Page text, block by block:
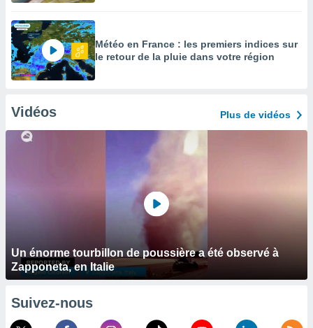
Météo en France : les premiers indices sur
le retour de la pluie dans votre région
Vidéos Plus de vidéos
Un énorme tourbillon de poussière a été observé à
Zapponeta, en Italie
Suivez-nous